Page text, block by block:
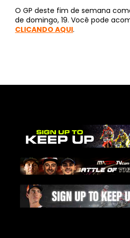
O GP deste fim de semana
de domingo, 19. Você pode
CLICANDO AQUI.